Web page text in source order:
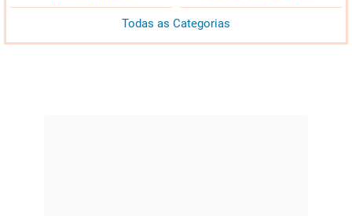
Todas as Categorias